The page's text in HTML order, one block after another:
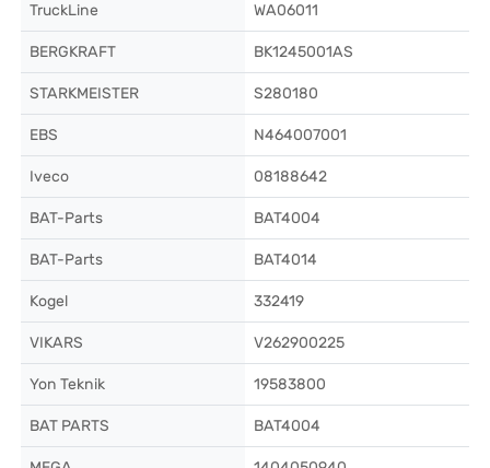
TruckLine WA06011
BERGKRAFT BK1245001AS
STARKMEISTER S280180
EBS N464007001
Iveco 08188642
BAT-Parts BAT4004
BAT-Parts BAT4014
Kogel 332419
VIKARS V262900225
Yon Teknik 19583800
BAT PARTS BAT4004